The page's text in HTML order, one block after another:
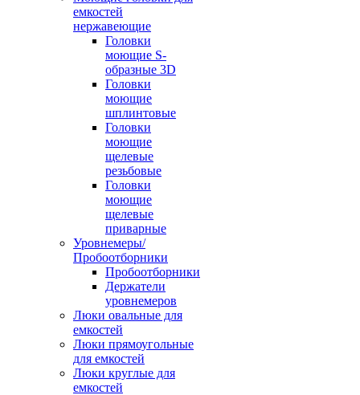
емкостей
нержавеющие
Головки
моющие S-
образные 3D
Головки
моющие
шплинтовые
Головки
моющие
щелевые
резьбовые
Головки
моющие
щелевые
приварные
Уровнемеры/
Пробоотборники
Пробоотборники
Держатели
уровнемеров
Люки овальные для
емкостей
Люки прямоугольные
для емкостей
Люки круглые для
емкостей